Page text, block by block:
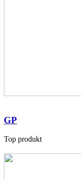
GP
Top produkt